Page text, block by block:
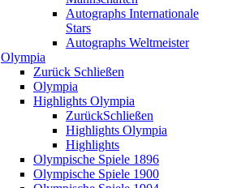
Autographs Internationale
Stars
Autographs Weltmeister
Olympia
Zurück Schließen
Olympia
Highlights Olympia
ZurückSchließen
Highlights Olympia
Highlights
Olympische Spiele 1896
Olympische Spiele 1900